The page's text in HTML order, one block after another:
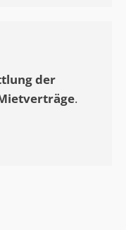
der
.